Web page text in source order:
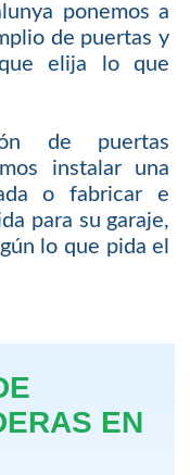
ponemos a
de puertas y
elija lo que
de puertas
instalar una
o fabricar e
para su garaje,
lo que pida el
EN